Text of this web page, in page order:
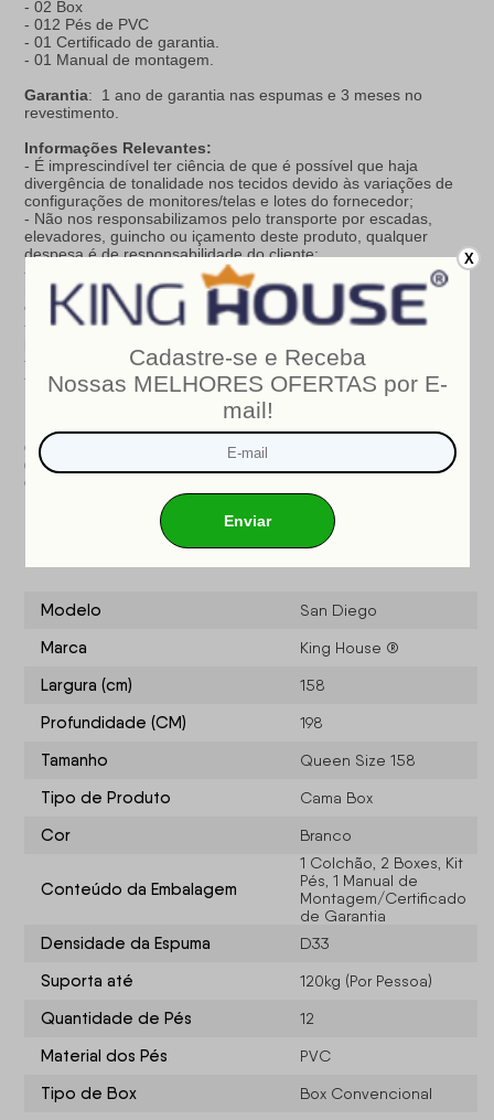
- 02 Box
- 012 Pés de PVC
- 01 Certificado de garantia.
- 01 Manual de montagem.
Garantia: 1 ano de garantia nas espumas e 3 meses no
revestimento.
Informações Relevantes:
- É imprescindível ter ciência de que é possível que haja
divergência de tonalidade nos tecidos devido às variações de
configurações de monitores/telas e lotes do fornecedor;
- Não nos responsabilizamos pelo transporte por escadas,
elevadores, guincho ou içamento deste produto, qualquer
despesa é de responsabilidade do cliente;
- Verifique as dimensões do produto, certificando-se de que o
mesmo possa ser transportado por portas, corredores e
elevadores;
- Os objetos que decoram a imagem, não acompanham o
- Não nos responsabilizamos pela instalação e montagem;
- Prestamos assistência somente por defeitos de fabricação.
Nosso produto é certificado peloINMETRO
CERTIFICADO DE CONFORMIDADE NÚMERO:
07424-001-
02/2019
OCP
Especificações do produto
Modelo San Diego
Marca King House ®
Largura (cm) 158
Profundidade (CM) 198
Tamanho Queen Size 158
Tipo de Produto Cama Box
Cor Branco
Conteúdo da Embalagem
1 Colchão, 2 Boxes, Kit
Pés, 1 Manual de
Montagem/Certificado
de Garantia
Densidade da Espuma D33
Suporta até 120kg (Por Pessoa)
Quantidade de Pés 12
Material dos Pés PVC
Tipo de Box Box Convencional
X